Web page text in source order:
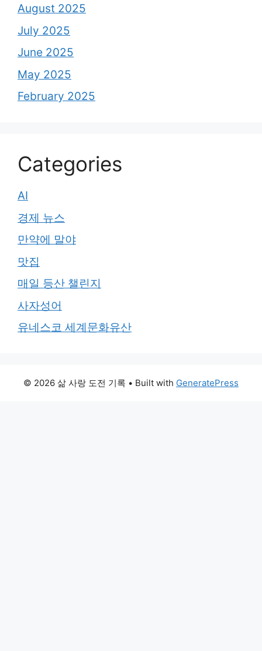
August 2025
July 2025
June 2025
May 2025
February 2025
Categories
AI
경제 뉴스
만약에 말야
맛집
매일 등산 챌린지
사자성어
유네스코 세계문화유산
© 2026 삶 사랑 도전 기록 • Built with GeneratePress